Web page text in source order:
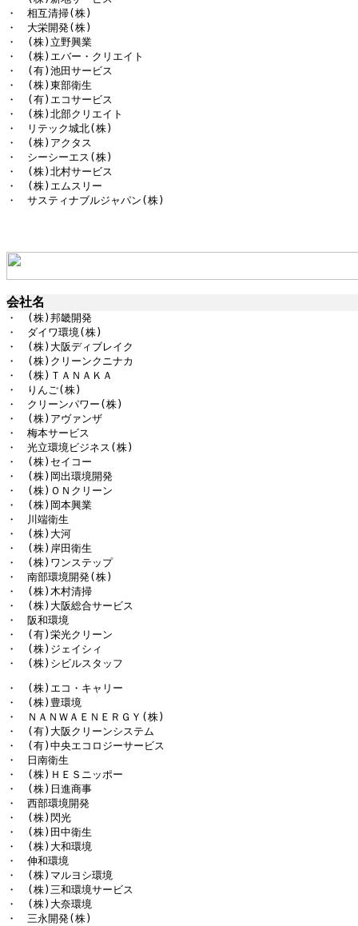
・　相互清掃(株)
・　大栄開発(株)
・　(株)立野興業
・　(株)エバー・クリエイト
・　(有)池田サービス
・　(株)東部衛生
・　(有)エコサービス
・　(株)北部クリエイト
・　リテック城北(株)
・　(株)アクタス
・　シーシーエス(株)
・　(株)北村サービス
・　(株)エムスリー
・　サスティナブルジャパン(株)
会社名
・　(株)邦畿開発
・　ダイワ環境(株)
・　(株)大阪ディブレイク
・　(株)クリーンクニナカ
・　(株)ＴＡＮＡＫＡ
・　りんご(株)
・　クリーンパワー(株)
・　(株)アヴァンザ
・　梅本サービス
・　光立環境ビジネス(株)
・　(株)セイコー
・　(株)岡出環境開発
・　(株)ＯＮクリーン
・　(株)岡本興業
・　川端衛生
・　(株)大河
・　(株)岸田衛生
・　(株)ワンステップ
・　南部環境開発(株)
・　(株)木村清掃
・　(株)大阪総合サービス
・　阪和環境
・　(有)栄光クリーン
・　(株)ジェイシィ
・　(株)シビルスタッフ
・　(株)エコ・キャリー
・　(株)豊環境
・　ＮＡＮＷＡＥＮＥＲＧＹ(株)
・　(有)大阪クリーンシステム
・　(有)中央エコロジーサービス
・　日南衛生
・　(株)ＨＥＳニッポー
・　(株)日進商事
・　西部環境開発
・　(株)閃光
・　(株)田中衛生
・　(株)大和環境
・　伸和環境
・　(株)マルヨシ環境
・　(株)三和環境サービス
・　(株)大奈環境
・　三永開発(株)